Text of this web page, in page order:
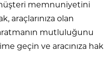
memnuniyetini
araçlarınıza olan
mutluluğunu
geçin ve aracınıza hak